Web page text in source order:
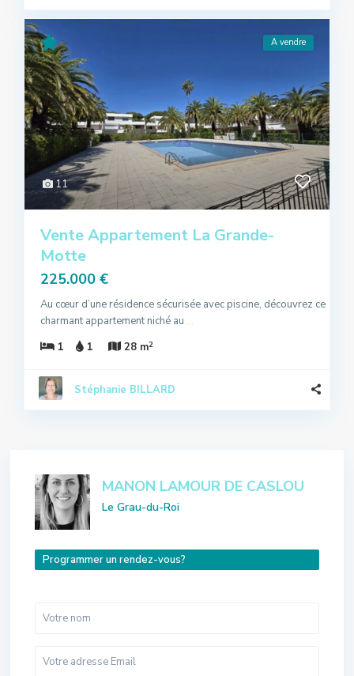
11
A vendre
Vente Appartement La Grande-
Motte
225.000 €
Au cœur d’une résidence sécurisée avec piscine, découvrez ce
charmant appartement niché au ...
1
1 28 m2
Stéphanie BILLARD
MANON LAMOUR DE CASLOU
Le Grau-du-Roi
Programmer un rendez-vous?